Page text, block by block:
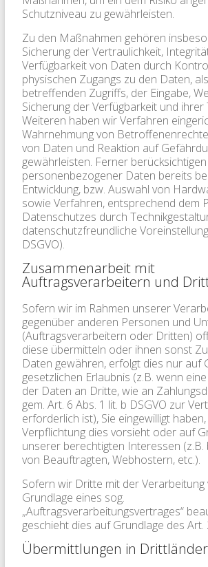
Schutzniveau zu gewährleisten.
Zu den Maßnahmen gehören
Sicherung der Vertraulichkeit,
Verfügbarkeit von Daten durch
physischen Zugangs zu den Daten,
betreffenden Zugriffs, der Eingabe,
Sicherung der Verfügbarkeit und ihrer
Weiteren haben wir Verfahren
Wahrnehmung von
von Daten und Reaktion auf
gewährleisten. Ferner
personenbezogener Daten bereits
Entwicklung, bzw. Auswahl von
sowie Verfahren, entsprechend dem
Datenschutzes durch
datenschutzfreundliche
DSGVO).
Zusammenarbeit mit
Auftragsverarbeitern und
Sofern wir im Rahmen unserer
gegenüber anderen Personen und
(Auftragsverarbeitern oder Dritten)
diese übermitteln oder ihnen sonst
Daten gewähren, erfolgt dies nur auf
gesetzlichen Erlaubnis (z.B. wenn
der Daten an Dritte, wie an
gem. Art. 6 Abs. 1 lit. b DSGVO zur
erforderlich ist), Sie eingewilligt
Verpflichtung dies vorsieht oder auf
unserer berechtigten Interessen (z.B.
von Beauftragten, Webhostern, etc.).
Sofern wir Dritte mit der
Grundlage eines sog.
„Auftragsverarbeitungsvertrages“
geschieht dies auf Grundlage des Art.
Übermittlungen in Drittländer